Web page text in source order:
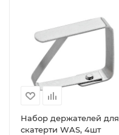
Набор держателей для
скатерти WAS, 4шт